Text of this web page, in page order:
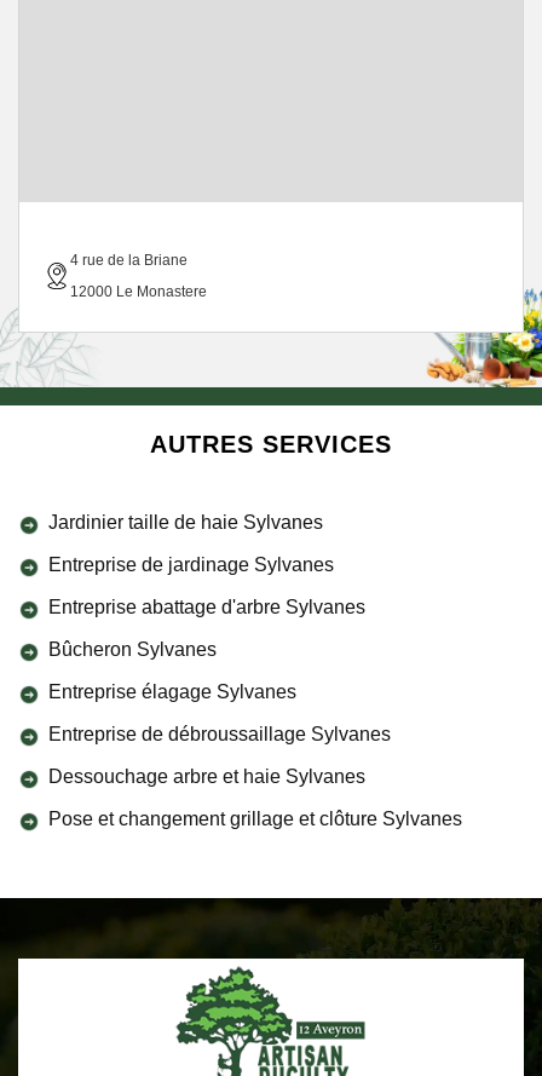
4 rue de la Briane
12000 Le Monastere
AUTRES SERVICES
Jardinier taille de haie Sylvanes
Entreprise de jardinage Sylvanes
Entreprise abattage d'arbre Sylvanes
Bûcheron Sylvanes
Entreprise élagage Sylvanes
Entreprise de débroussaillage Sylvanes
Dessouchage arbre et haie Sylvanes
Pose et changement grillage et clôture Sylvanes